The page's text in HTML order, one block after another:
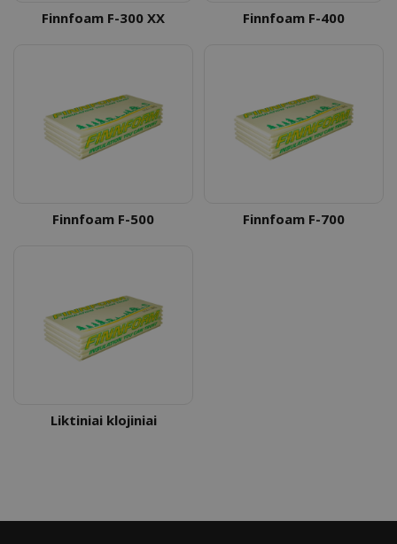
Finnfoam F-300 XX Finnfoam F-400
Finnfoam F-500 Finnfoam F-700
Liktiniai klojiniai